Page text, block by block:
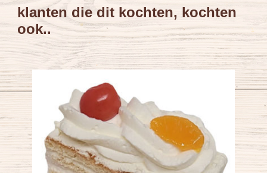
klanten die dit kochten, kochten
ook..